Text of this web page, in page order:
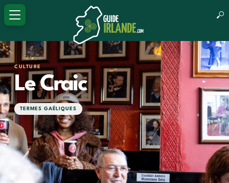
CULTURE
Le Craic
TERMES GAÉLIQUES